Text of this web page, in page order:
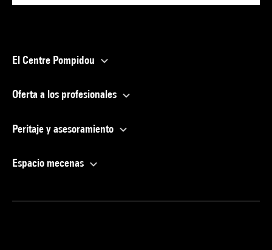
El Centre Pompidou
Oferta a los profesionales
Peritaje y asesoramiento
Espacio mecenas